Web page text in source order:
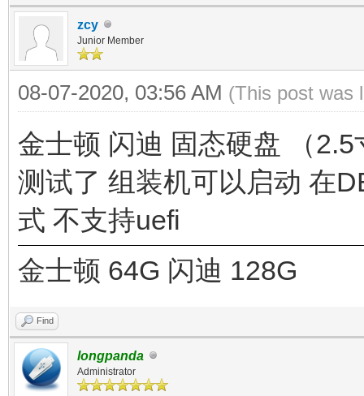
zcy
Junior Member
08-07-2020, 03:56 AM (This post was
金士顿 闪迪 固态硬盘 （
测试了 组装机可以启动 在
式 不支持uefi
金士顿 64G 闪迪 128G
Find
longpanda
Administrator